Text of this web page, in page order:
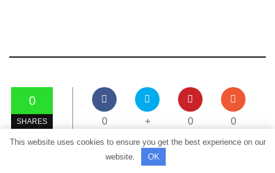
0
SHARES 0 + 0 0
This website uses cookies to ensure you get the best experience on our
website.
OK